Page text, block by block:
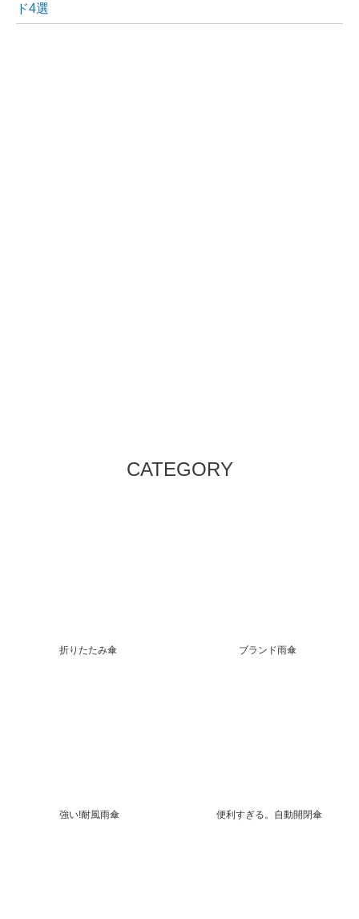
ド4選
CATEGORY
折りたたみ傘 ブランド雨傘
強い!耐風雨傘 便利すぎる。自動開閉傘